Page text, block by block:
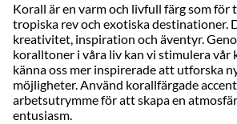
Korall är en varm och livfull färg som för
tropiska rev och exotiska destinationer.
kreativitet, inspiration och äventyr.
koralltoner i våra liv kan vi stimulera vår
känna oss mer inspirerade att utforska
möjligheter. Använd korallfärgade
arbetsutrymme för att skapa en
entusiasm.